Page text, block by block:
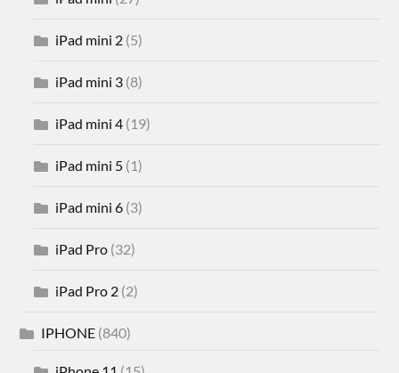
iPad mini 2 (5)
iPad mini 3 (8)
iPad mini 4 (19)
iPad mini 5 (1)
iPad mini 6 (3)
iPad Pro (32)
iPad Pro 2 (2)
IPHONE (840)